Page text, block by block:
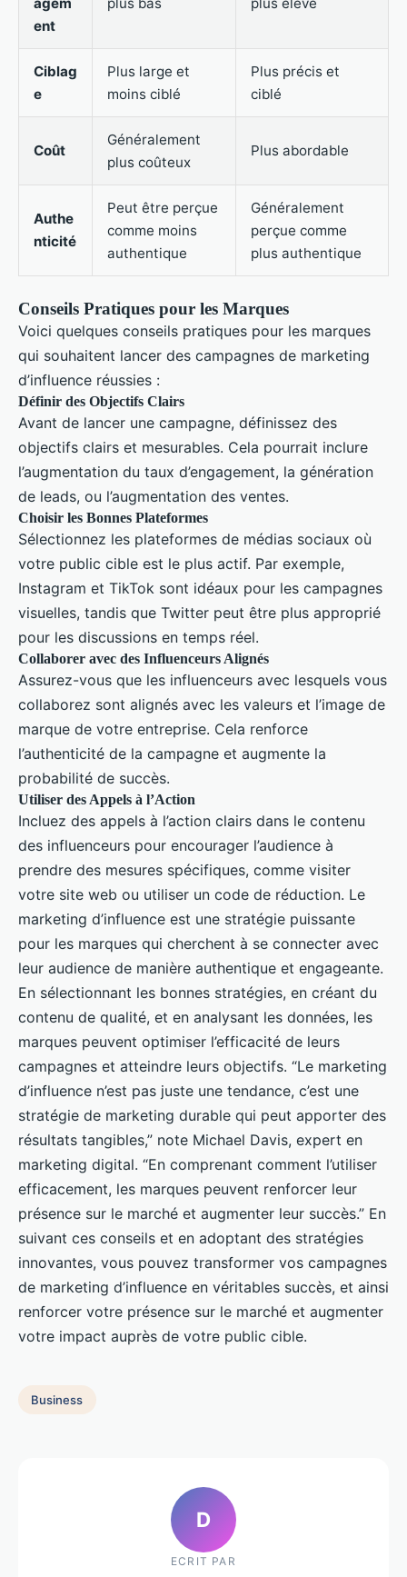
ent
Ciblag
e
Plus large et
moins ciblé
Plus précis et
ciblé
Coût
Généralement
plus coûteux
Plus abordable
Authe
nticité
Peut être perçue
comme moins
authentique
Généralement
perçue comme
plus authentique
Conseils Pratiques pour les Marques
Voici quelques conseils pratiques pour les marques
qui souhaitent lancer des campagnes de marketing
d’influence réussies :
Définir des Objectifs Clairs
Avant de lancer une campagne, définissez des
objectifs clairs et mesurables. Cela pourrait inclure
l’augmentation du taux d’engagement, la génération
de leads, ou l’augmentation des ventes.
Choisir les Bonnes Plateformes
Sélectionnez les plateformes de médias sociaux où
votre public cible est le plus actif. Par exemple,
Instagram et TikTok sont idéaux pour les campagnes
visuelles, tandis que Twitter peut être plus approprié
pour les discussions en temps réel.
Collaborer avec des Influenceurs Alignés
Assurez-vous que les influenceurs avec lesquels vous
collaborez sont alignés avec les valeurs et l’image de
marque de votre entreprise. Cela renforce
l’authenticité de la campagne et augmente la
probabilité de succès.
Utiliser des Appels à l’Action
Incluez des appels à l’action clairs dans le contenu
des influenceurs pour encourager l’audience à
prendre des mesures spécifiques, comme visiter
votre site web ou utiliser un code de réduction. Le
marketing d’influence est une stratégie puissante
pour les marques qui cherchent à se connecter avec
leur audience de manière authentique et engageante.
En sélectionnant les bonnes stratégies, en créant du
contenu de qualité, et en analysant les données, les
marques peuvent optimiser l’efficacité de leurs
campagnes et atteindre leurs objectifs. “Le marketing
d’influence n’est pas juste une tendance, c’est une
stratégie de marketing durable qui peut apporter des
résultats tangibles,” note Michael Davis, expert en
marketing digital. “En comprenant comment l’utiliser
efficacement, les marques peuvent renforcer leur
présence sur le marché et augmenter leur succès.” En
suivant ces conseils et en adoptant des stratégies
innovantes, vous pouvez transformer vos campagnes
de marketing d’influence en véritables succès, et ainsi
renforcer votre présence sur le marché et augmenter
votre impact auprès de votre public cible.
Business
D
ECRIT PAR